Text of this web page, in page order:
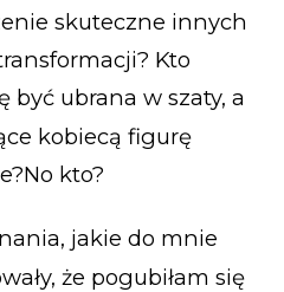
skuteczne innych
Kto
być ubrana w szaty, a
kobiecą figurę
kto?
jakie do mnie
że pogubiłam się